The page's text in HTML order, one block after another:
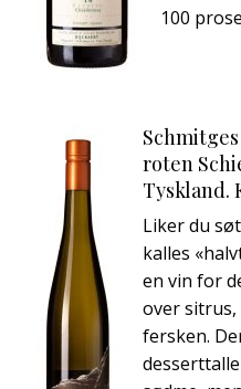
100
roten
Tyskland.
Liker du
kalles
en vin for
over
fersken.